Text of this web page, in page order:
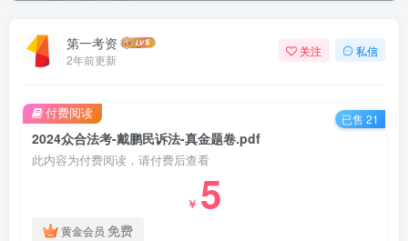
第一考资
2年前更新
关注 私信
2024众合法考-戴鹏民诉法-真金题卷.pdf
此内容为付费阅读，请付费后查看
￥ 5
黄金会员 免费
付费阅读 已售 21